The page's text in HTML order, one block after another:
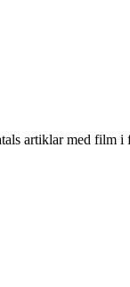
artiklar med film i